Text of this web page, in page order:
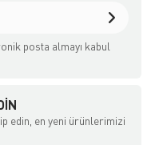
posta almayı kabul
edin, en yeni ürünlerimizi